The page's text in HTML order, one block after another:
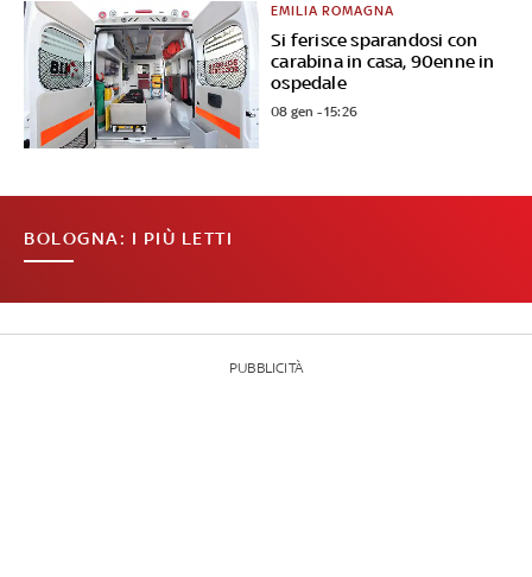
Si ferisce sparandosi con
carabina in casa, 90enne in
ospedale
EMILIA ROMAGNA
08 gen - 15:26
BOLOGNA: I PIÙ LETTI
PUBBLICITÀ